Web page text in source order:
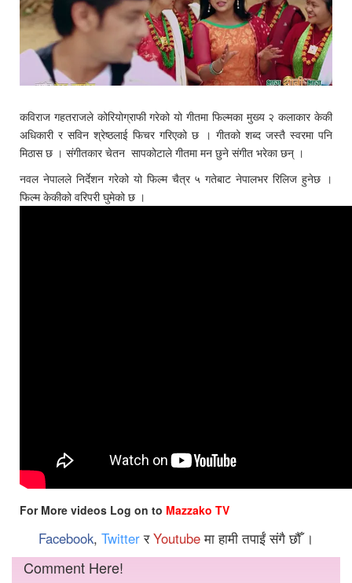
कविराज गहतराजले कोरियोग्राफी गरेको यो गीतमा फिल्मका मुख्य २ कलाकार केकी
अधिकारी र सविन श्रेष्ठलाई फिचर गरिएको छ । गीतको शब्द जस्तै स्वरमा पनि
मिठास छ । संगीतकार चेतन सापकोटाले गीतमा मन छुने संगीत भरेका छन् ।
नवल नेपालले निर्देशन गरेको यो फिल्म चैत्र ५ गतेबाट नेपालभर रिलिज हुनेछ ।
फिल्म केकीको वरिपरी घुमेको छ ।
For More videos Log on to Mazzako TV
Facebook, TwitterरYoutubeमा हामी तपाईं संगै छौँ ।
Comment Here!